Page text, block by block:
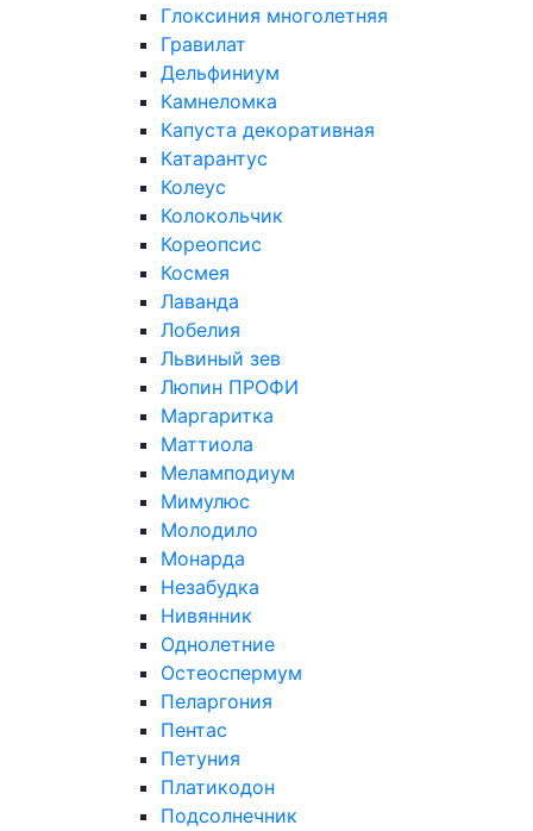
Глоксиния многолетняя
Гравилат
Дельфиниум
Камнеломка
Капуста декоративная
Катарантус
Колеус
Колокольчик
Кореопсис
Космея
Лаванда
Лобелия
Львиный зев
Люпин ПРОФИ
Маргаритка
Маттиола
Меламподиум
Мимулюс
Молодило
Монарда
Незабудка
Нивянник
Однолетние
Остеоспермум
Пеларгония
Пентас
Петуния
Платикодон
Подсолнечник